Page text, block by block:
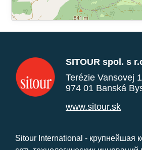
SITOUR spol. s
Terézie Vansovej
974 01 Banská
www.sitour.sk
Sitour International - крупнейшая